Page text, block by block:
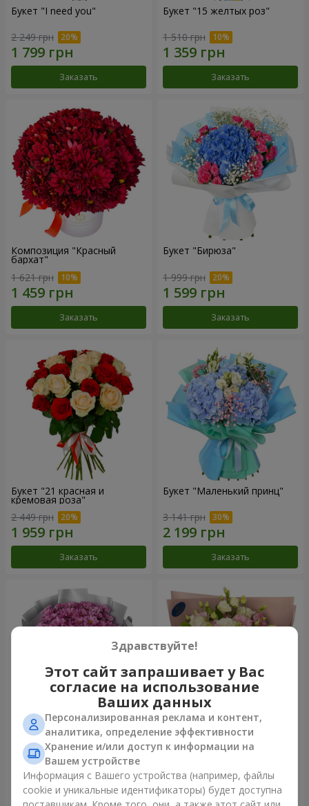
Букет "I need you"
2 249 грн
Заказать
Букет "15 желтых роз"
1 510 грн
Заказать
Композиция "Красный
бархат"
1 621 грн
Заказать
Букет "Бирюза"
1 999 грн
Заказать
Букет "21 красная и
кремовая роза"
2 449 грн
Заказать
Букет "Маленький принц"
3 141 грн
Заказать
Букет "Твои хризантемы"
1 881 грн
Заказать
Букет "Панна Котта"
Заказать
Здравствуйте!
Этот сайт запрашивает у Вас
согласие на использование
Ваших данных
Персонализированная реклама и контент,
аналитика, определение эффективности
Хранение и/или доступ к информации на
Вашем устройстве
Информация с Вашего устройства (например, файлы
cookie и уникальные идентификаторы) будет доступна